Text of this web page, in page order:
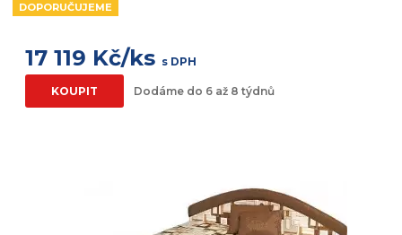
DOPORUČUJEME
17 119 Kč/ks s DPH
KOUPIT Dodáme do 6 až 8 týdnů